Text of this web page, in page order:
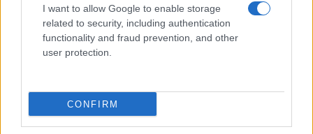
I want to allow Google to enable storage
related to security, including authentication
functionality and fraud prevention, and other
user protection.
CONFIRM
I nostri cari
Giovannimaria Cabras